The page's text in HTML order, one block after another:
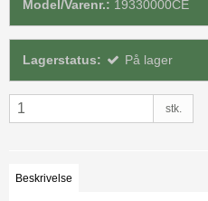
Model/Varenr.: 19330000CE
Lagerstatus: På lager
stk.
Beskrivelse